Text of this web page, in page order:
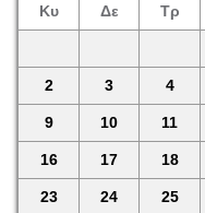
Κυ Δε Τρ
2 3 4
9 10 11
16 17 18
23 24 25